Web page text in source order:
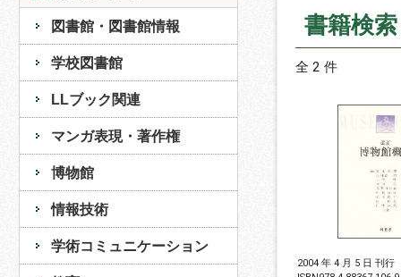
図書館・図書館情報
学校図書館
LLブック関連
マンガ表現・著作権
博物館
情報技術
学術コミュニケーション
書籍検
全 2 件
2004 年 4 月 5 日 刊行